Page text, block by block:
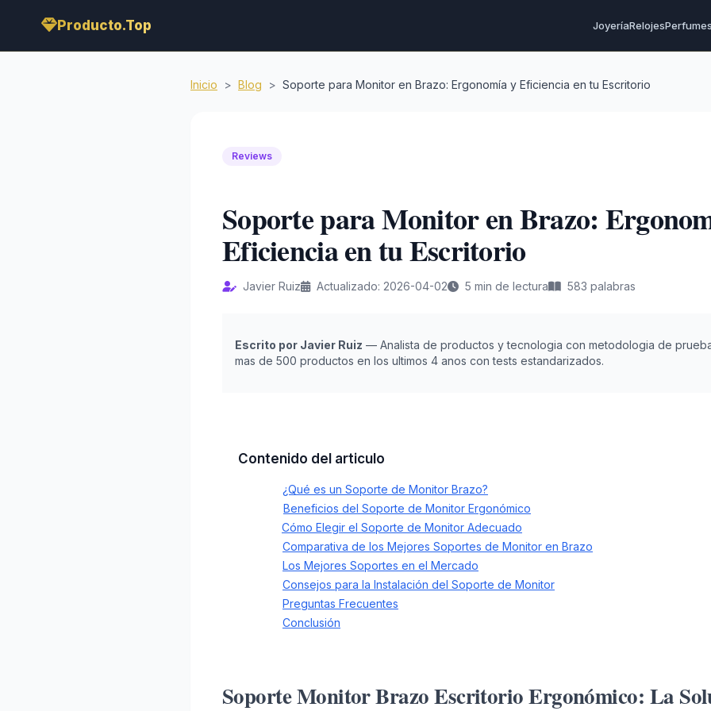
Producto.Top JoyeríaRelojesPerfumes
Inicio > Blog > Soporte para Monitor en Brazo: Ergonomía y Eficiencia en tu Escritorio
Reviews
Soporte para Monitor en Brazo:
Eficiencia en tu Escritorio
Javier Ruiz Actualizado: 2026-04-02 5 min de lectura 583 palabras
Escrito por Javier Ruiz — Analista de productos y tecnologia con metodologia de
mas de 500 productos en los ultimos 4 anos con tests estandarizados.
Contenido del articulo
¿Qué es un Soporte de Monitor Brazo?
Beneficios del Soporte de Monitor Ergonómico
Cómo Elegir el Soporte de Monitor Adecuado
Comparativa de los Mejores Soportes de Monitor en Brazo
Los Mejores Soportes en el Mercado
Consejos para la Instalación del Soporte de Monitor
Preguntas Frecuentes
Conclusión
Soporte Monitor Brazo Escritorio Ergonómico: La